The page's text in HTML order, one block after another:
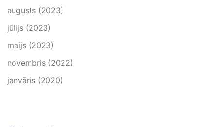
augusts (2023)
jūlijs (2023)
maijs (2023)
novembris (2022)
janvāris (2020)